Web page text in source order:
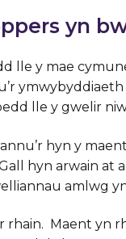
yn
lle y mae
ymwybyddiaeth
lle y gwelir
hyn y
hyn arwain at
amlwg
rhain. Maent yn